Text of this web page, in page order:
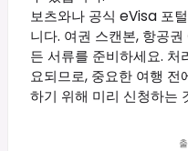
보츠와나 공식 eVisa 포
니다. 여권 스캔본, 항공
든 서류를 준비하세요.
요되므로, 중요한 여행 전
하기 위해 미리 신청하는